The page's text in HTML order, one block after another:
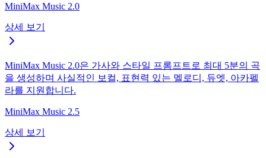
MiniMax Music 2.0
상세 보기
MiniMax Music 2.0은 가사와 스타일 프롬프트로 최대 5분의 곡
을 생성하며 사실적인 보컬, 표현력 있는 멜로디, 듀엣, 아카펠
라를 지원합니다.
MiniMax Music 2.5
상세 보기